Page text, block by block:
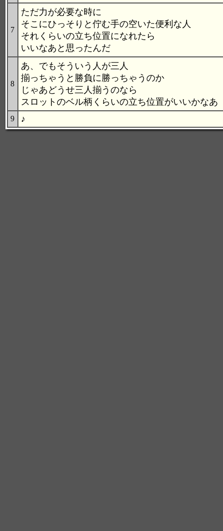
7
ただ力が必要な時に
そこにひっそりと佇む手の空いた便利な人
それくらいの立ち位置になれたら
いいなあと思ったんだ
8
あ、でもそういう人が三人
揃っちゃうと勝負に勝っちゃうのか
じゃあどうせ三人揃うのなら
スロットのベル柄くらいの立ち位置がいいかなあ
9 ♪